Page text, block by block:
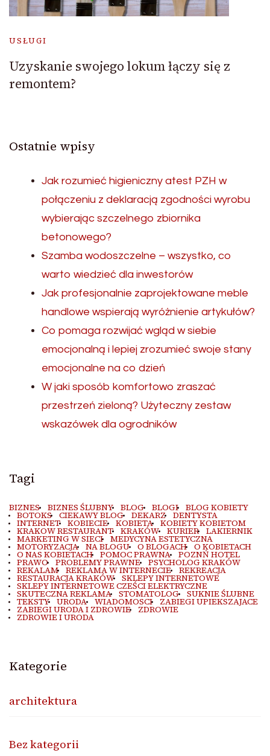
USŁUGI
Uzyskanie swojego lokum łączy się z
remontem?
Ostatnie wpisy
Jak rozumieć higieniczny atest PZH w
połączeniu z deklaracją zgodności wyrobu
wybierając szczelnego zbiornika
betonowego?
Szamba wodoszczelne – wszystko, co
warto wiedzieć dla inwestorów
Jak profesjonalnie zaprojektowane meble
handlowe wspierają wyróżnienie artykułów?
Co pomaga rozwijać wgląd w siebie
emocjonalną i lepiej zrozumieć swoje stany
emocjonalne na co dzień
W jaki sposób komfortowo zraszać
przestrzeń zieloną? Użyteczny zestaw
wskazówek dla ogrodników
Tagi
BIZNES BIZNES ŚLUBNY BLOG BLOGI BLOG KOBIETY
BOTOKS CIEKAWY BLOG DEKARZ DENTYSTA
INTERNET KOBIECIE KOBIETA KOBIETY KOBIETOM
KRAKOW RESTAURANT KRAKÓW KURIER LAKIERNIK
MARKETING W SIECI MEDYCYNA ESTETYCZNA
MOTORYZACJA NA BLOGU O BLOGACH O KOBIETACH
O NAS KOBIETACH POMOC PRAWNA POZNŃ HOTEL
PRAWO PROBLEMY PRAWNE PSYCHOLOG KRAKÓW
REKALAM REKLAMA W INTERNECIE REKREACJA
RESTAURACJA KRAKÓW SKLEPY INTERNETOWE
SKLEPY INTERNETOWE CZEŚCI ELEKTRYCZNE
SKUTECZNA REKLAMA STOMATOLOG SUKNIE ŚLUBNE
TEKSTY URODA WIADOMOSCI ZABIEGI UPIEKSZAJACE
ZABIEGI URODA I ZDROWIE ZDROWIE
ZDROWIE I URODA
Kategorie
architektura
Bez kategorii